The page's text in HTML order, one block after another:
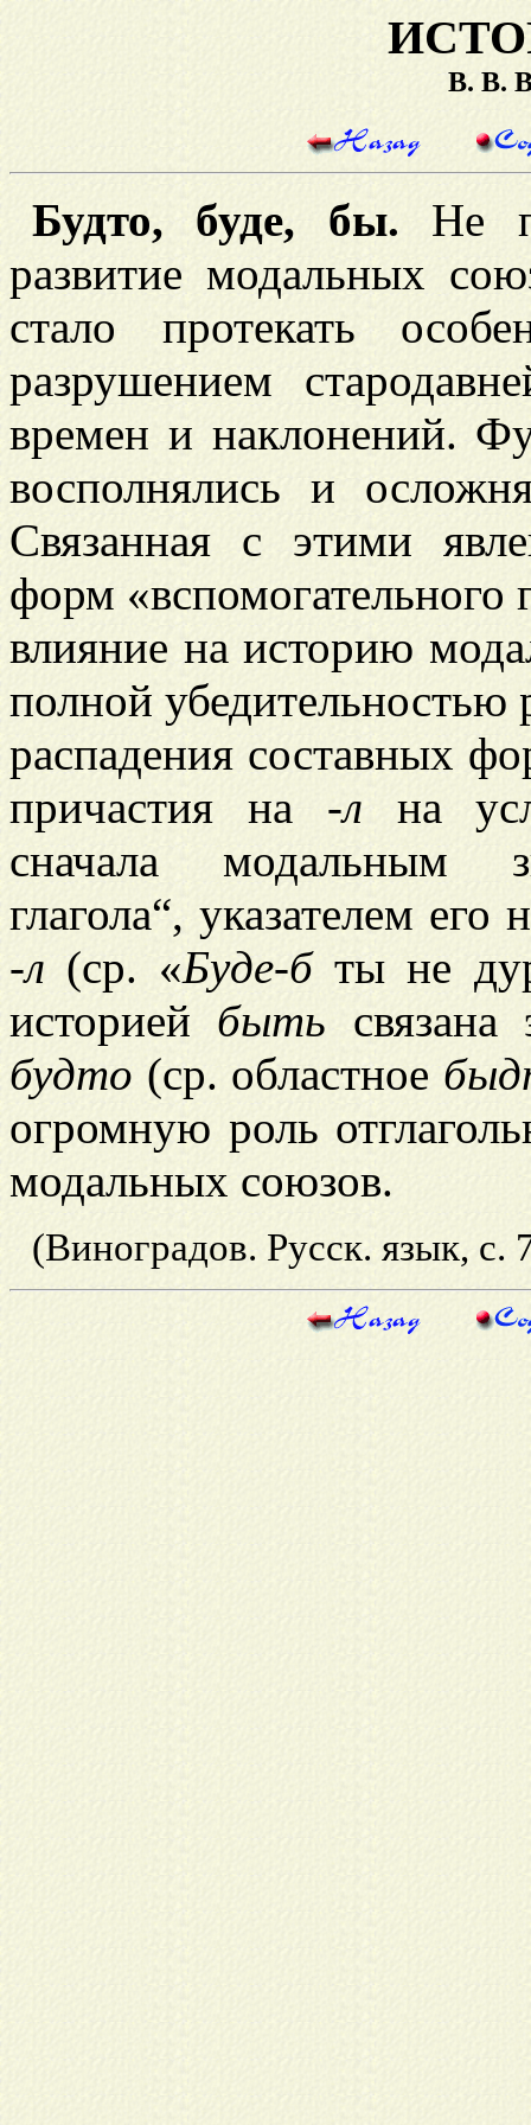
В. В.
Будто, буде, бы. Не
развитие модальных
стало протекать
разрушением
времен и наклонений.
восполнялись и
Связанная с этими
форм «вспомогательного
влияние на историю
полной убедительностью
распадения составных
причастия на -л на
сначала модальным
глагола“, указателем
-л (ср. «Буде-бты не
историей быть
будто (ср. областное
огромную роль
модальных союзов.
(Виноградов. Русск. язык,